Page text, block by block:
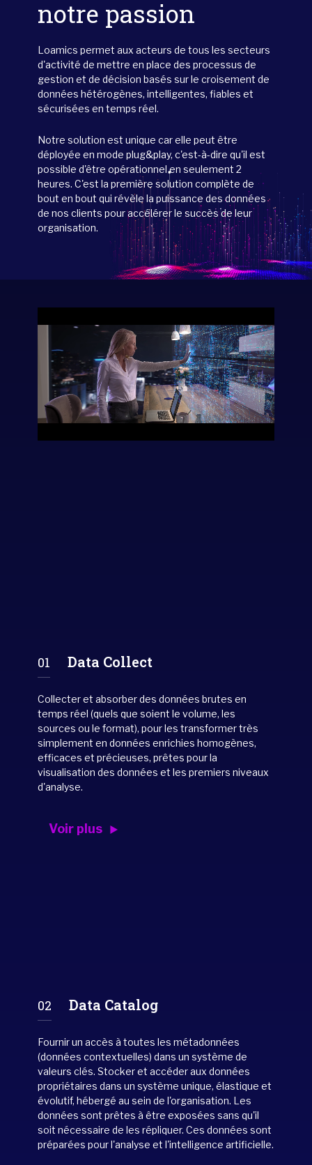
notre passion
Loamics permet aux acteurs de tous les secteurs
d'activité de mettre en place des processus de
gestion et de décision basés sur le croisement de
données hétérogènes, intelligentes, fiables et
sécurisées en temps réel.
Notre solution est unique car elle peut être
déployée en mode plug&play, c'est-à-dire qu'il est
possible d'être opérationnel en seulement 2
heures. C'est la première solution complète de
bout en bout qui révèle la puissance des données
de nos clients pour accélérer le succès de leur
organisation.
01 Data Collect
Collecter et absorber des données brutes en
temps réel (quels que soient le volume, les
sources ou le format), pour les transformer très
simplement en données enrichies homogènes,
efficaces et précieuses, prêtes pour la
visualisation des données et les premiers niveaux
d'analyse.
Voir plus
02 Data Catalog
Fournir un accès à toutes les métadonnées
(données contextuelles) dans un système de
valeurs clés. Stocker et accéder aux données
propriétaires dans un système unique, élastique et
évolutif, hébergé au sein de l'organisation. Les
données sont prêtes à être exposées sans qu'il
soit nécessaire de les répliquer. Ces données sont
préparées pour l'analyse et l'intelligence artificielle.